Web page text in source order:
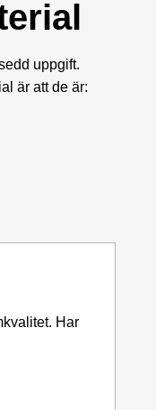
uppgift.
är att de är:
Har